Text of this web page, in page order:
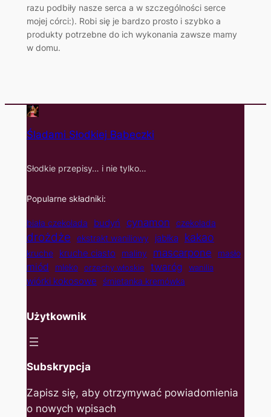
razu podbiły nasze serca a w szczególności serce
mojej córci:). Robi się je bardzo prosto i szybko a
produkty potrzebne do ich wykonania zawsze mamy
w domu.
Śladami Słodkiej Babeczki
Słodkie przepisy… i nie tylko…
Popularne składniki:
biała czekolada budyń cynamon czekolada
drożdże ekstrakt waniliowy jabłka kakao
kruche kruche ciasto maliny mascarpone masło
miód mleko orzechy włoskie twaróg wanilia
wiórki kokosowe śmietanka kremówka
Użytkownik
Subskrypcja
Zapisz się, aby otrzymywać powiadomienia
o nowych wpisach